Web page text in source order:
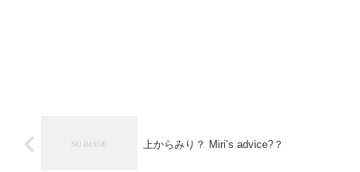
上からみり？ Miri’s advice?？